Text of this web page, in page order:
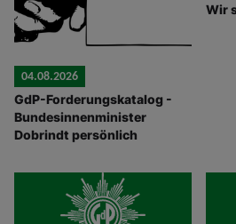
04.08.2026
GdP-Forderungskatalog -
Bundesinnenminister
Dobrindt persönlich
Wir